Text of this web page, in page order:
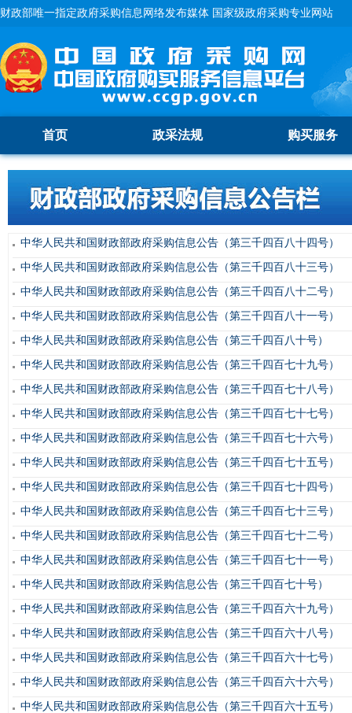
财政部唯一指定政府采购信息网络发布媒体 国家级政府采购专业网站
首页 政采法规 购买服务
中华人民共和国财政部政府采购信息公告（第三千四百八十四号）
中华人民共和国财政部政府采购信息公告（第三千四百八十三号）
中华人民共和国财政部政府采购信息公告（第三千四百八十二号）
中华人民共和国财政部政府采购信息公告（第三千四百八十一号）
中华人民共和国财政部政府采购信息公告（第三千四百八十号）
中华人民共和国财政部政府采购信息公告（第三千四百七十九号）
中华人民共和国财政部政府采购信息公告（第三千四百七十八号）
中华人民共和国财政部政府采购信息公告（第三千四百七十七号）
中华人民共和国财政部政府采购信息公告（第三千四百七十六号）
中华人民共和国财政部政府采购信息公告（第三千四百七十五号）
中华人民共和国财政部政府采购信息公告（第三千四百七十四号）
中华人民共和国财政部政府采购信息公告（第三千四百七十三号）
中华人民共和国财政部政府采购信息公告（第三千四百七十二号）
中华人民共和国财政部政府采购信息公告（第三千四百七十一号）
中华人民共和国财政部政府采购信息公告（第三千四百七十号）
中华人民共和国财政部政府采购信息公告（第三千四百六十九号）
中华人民共和国财政部政府采购信息公告（第三千四百六十八号）
中华人民共和国财政部政府采购信息公告（第三千四百六十七号）
中华人民共和国财政部政府采购信息公告（第三千四百六十六号）
中华人民共和国财政部政府采购信息公告（第三千四百六十五号）